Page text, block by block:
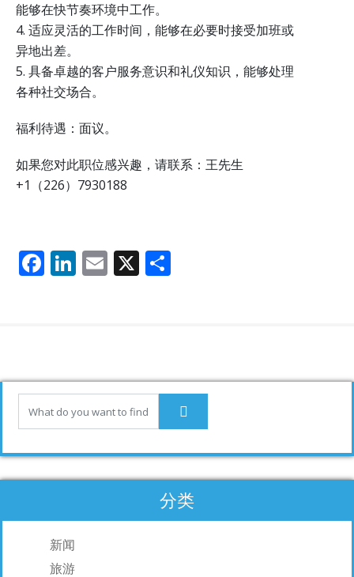
能够在快节奏环境中工作。
4. 适应灵活的工作时间，能够在必要时接受加班或
异地出差。
5. 具备卓越的客户服务意识和礼仪知识，能够处理
各种社交场合。
福利待遇：面议。
如果您对此职位感兴趣，请联系：王先生
+1（226）7930188
F
o
k
Li
n
E X
分类
新闻
旅游